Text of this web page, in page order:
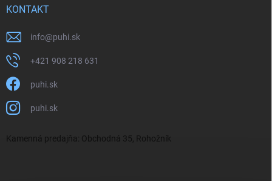
KONTAKT
info@puhi.sk
+421 908 218 631
puhi.sk
puhi.sk
Kamenná predajňa: Obchodná 35, Rohožník